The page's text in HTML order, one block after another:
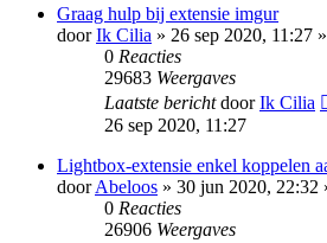
Graag hulp bij extensie imgur
doorIk Cilia » 26 sep 2020, 11:27
0 Reacties
29683 Weergaves
Laatste berichtdoorIk Cilia
26 sep 2020, 11:27
Lightbox-extensie enkel koppelen
doorAbeloos » 30 jun 2020, 22:32
0 Reacties
26906 Weergaves